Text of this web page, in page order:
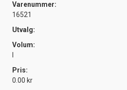
Varenummer:
16521
Utvalg:
Volum:
Pris:
0.00 kr